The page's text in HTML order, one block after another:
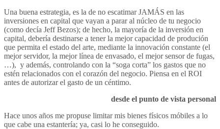
Una buena estrategia, es la de no escatimar JAMÁS en las
inversiones en capital que vayan a parar al núcleo de tu negocio
(como decía Jeff Bezos); de hecho, la mayoría de la inversión en
capital, debería destinarse a tener la mejor capacidad de produción
que permita el estado del arte, mediante la innovación constante (el
mejor servidor, la mejor línea de envasado, el mejor sensor de fugas,
…), y además, controlando con la “soga corta” los gastos que no
estén relacionados con el corazón del negocio. Piensa en el ROI
antes de autorizar el gasto de un céntimo.
desde el punto de vista personal
Hace unos años me propuse limitar mis bienes físicos móbiles a lo
que cabe una estantería; ya, casi lo he conseguido.